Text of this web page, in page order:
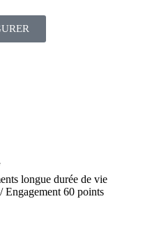
longue durée de vie
Engagement 60 points